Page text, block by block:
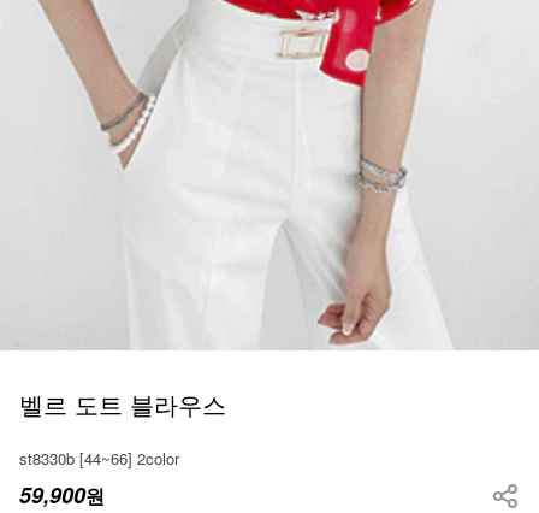
벨르 도트 블라우스
st8330b [44~66] 2color
59,900원